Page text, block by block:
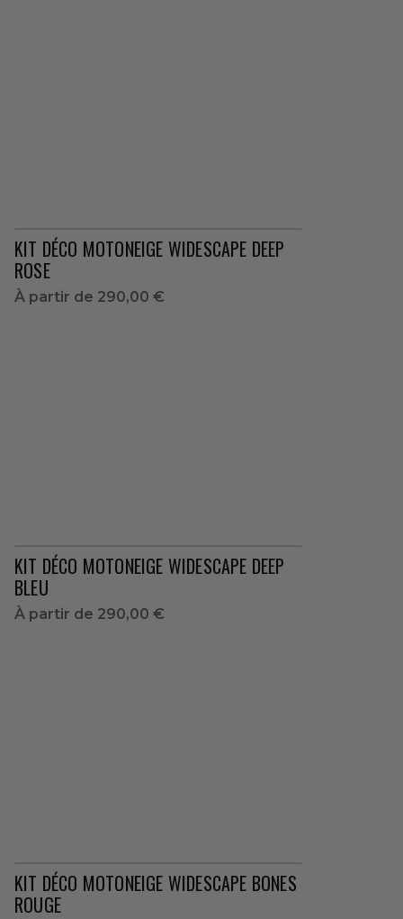
KIT DÉCO MOTONEIGE WIDESCAPE DEEP
ROSE
À partir de 290,00 €
KIT DÉCO MOTONEIGE WIDESCAPE DEEP
BLEU
À partir de 290,00 €
KIT DÉCO MOTONEIGE WIDESCAPE BONES
ROUGE